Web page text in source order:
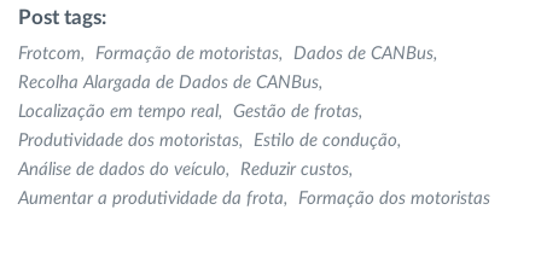
Post tags:
Frotcom Formação de motoristas
Dados de CANBus
Recolha Alargada de Dados de CANBus
Localização em tempo real
Gestão de frotas
Produtividade dos motoristas
Estilo de condução
Análise de dados do veículo
Reduzir custos
Aumentar a produtividade da frota
Formação dos motoristas